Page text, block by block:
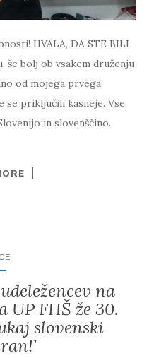
HVALA, DA STE BILI
še bolj ob vsakem druženju
od mojega prvega
se priključili kasneje. Vse
in slovenščino.
na
UP FHŠ že 30.
slovenski